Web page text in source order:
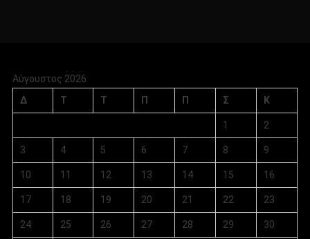
Αύγουστος 2026
Δ
Τ Τ Π Π Σ Κ
1 2
3 4 5 6 7 8 9
10 11 12 13 14 15 16
17 18 19 20 21 22 23
24 25 26 27 28 29 30